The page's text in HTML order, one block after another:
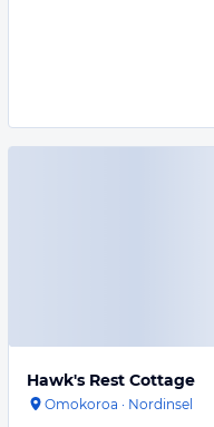
Hawk's Rest Cottage
Omokoroa · Nordinsel